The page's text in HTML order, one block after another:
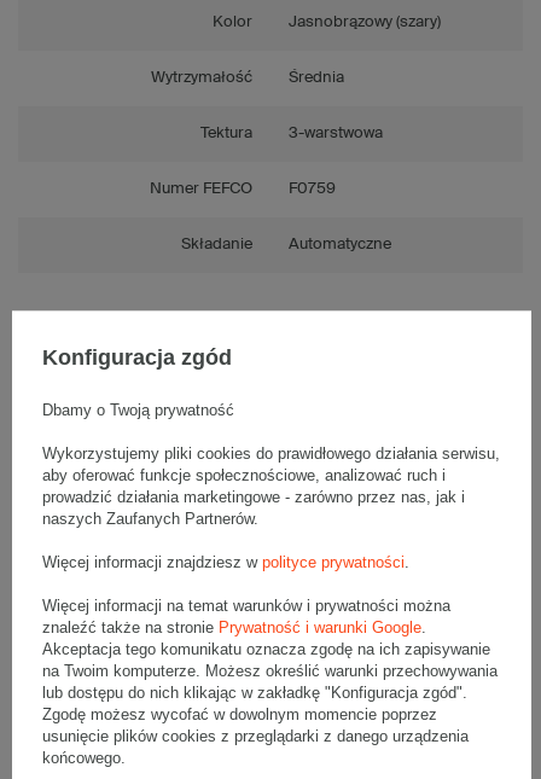
Kolor Jasnobrązowy (szary)
Wytrzymałość Średnia
Tektura 3-warstwowa
Numer FEFCO F0759
Składanie Automatyczne
Opis produktu
Komplet szarych kartonów fasonowych - 20 szt.
Wymiary zewnętrzne: 320x220x60mm (długość x szerokość x
wysokość)
Opakowanie wykonane jest z tektury falistej 3-warstwowej, fala E
380 g/m2
Wymiary:
• zewnętrzne:
320x220x60 mm
• wewnętrzne:312x216x56 mm
• pojemność:3 l
Materiał:
• tektura falista: 3-warstwowa
• fala:
E
Konfiguracja zgód
Dbamy o Twoją prywatność
Wykorzystujemy pliki cookies do prawidłowego działania serwisu,
aby oferować funkcje społecznościowe, analizować ruch i
prowadzić działania marketingowe - zarówno przez nas, jak i
naszych Zaufanych Partnerów.
Więcej informacji znajdziesz w polityce prywatności
Więcej informacji na temat warunków i prywatności można
znaleźć także na stronie Prywatność i warunki Google
Akceptacja tego komunikatu oznacza zgodę na ich zapisywanie
na Twoim komputerze. Możesz określić warunki przechowywania
lub dostępu do nich klikając w zakładkę "Konfiguracja zgód".
Zgodę możesz wycofać w dowolnym momencie poprzez
usunięcie plików cookies z przeglądarki z danego urządzenia
końcowego.